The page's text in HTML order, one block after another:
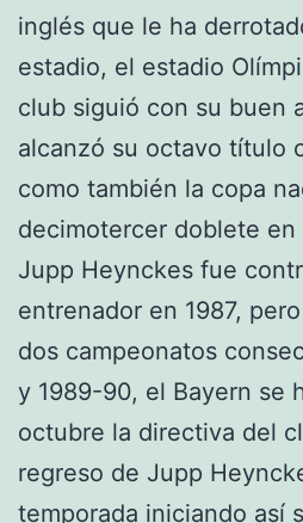
inglés que le ha
estadio, el estadio
club siguió con su buen
alcanzó su octavo título
como también la copa
decimotercer doblete
Jupp Heynckes fue
entrenador en 1987,
dos campeonatos
y 1989-90, el Bayern se
octubre la directiva del
regreso de Jupp
temporada iniciando así